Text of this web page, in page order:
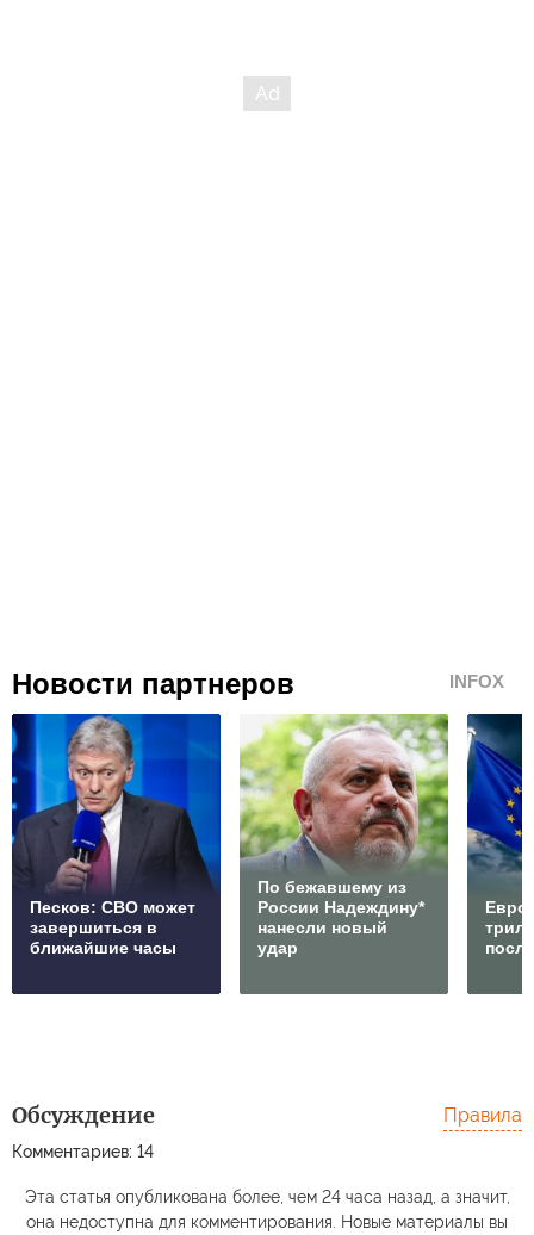
Новости партнеров INFOX
Песков: СВО может
завершиться в
ближайшие часы
По бежавшему из
России Надеждину*
нанесли новый
удар
Обсуждение
Комментариев: 14
Правила
Эта статья опубликована более, чем 24 часа назад, а значит,
она недоступна для комментирования. Новые материалы вы